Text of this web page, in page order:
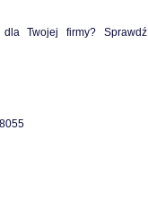
Twojej firmy? Sprawdź